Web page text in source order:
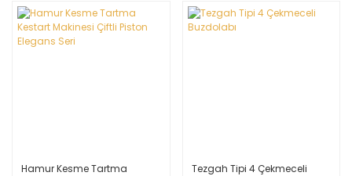
Hamur Kesme Tartma
Tezgah Tipi 4 Çekmeceli